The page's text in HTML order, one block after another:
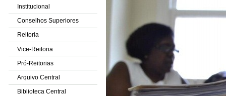
Institucional
Conselhos Superiores
Reitoria
Vice-Reitoria
Pró-Reitorias
Arquivo Central
Biblioteca Central